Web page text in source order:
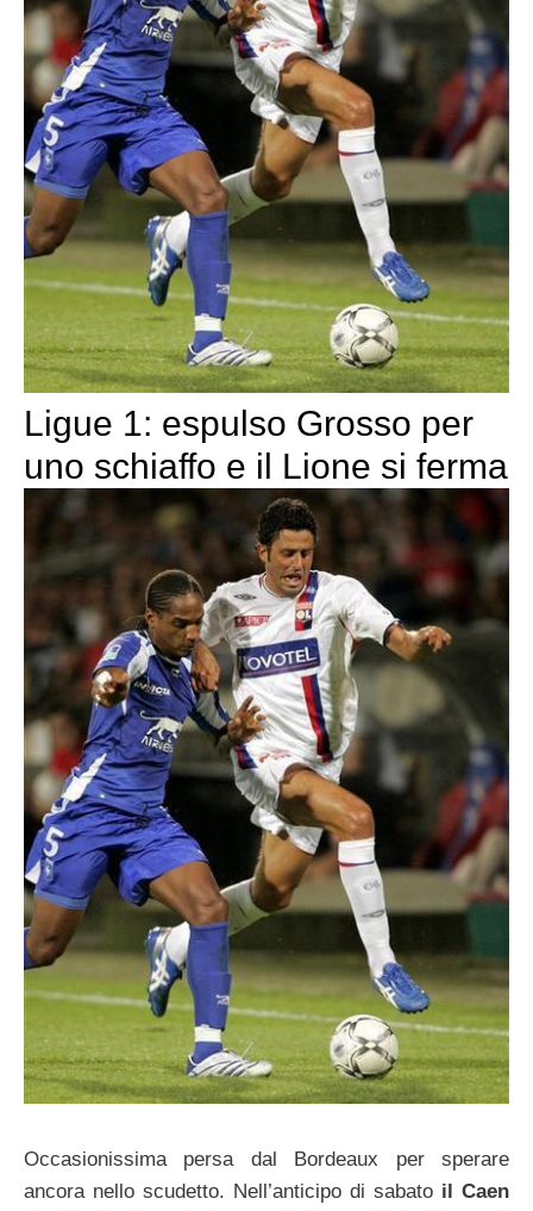
Ligue 1: espulso Grosso per
uno schiaffo e il Lione si ferma
Occasionissima persa dal Bordeaux per sperare
ancora nello scudetto. Nell’anticipo di sabato il Caen